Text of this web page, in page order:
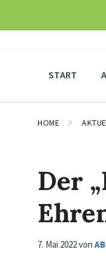
content
main
footer
START
HOME
Der
7. Mai 2022von